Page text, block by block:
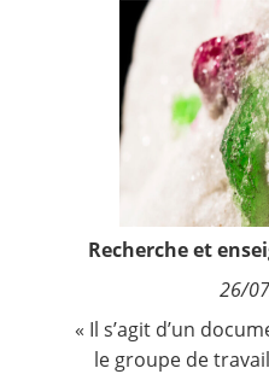
Qui sommes nous ?
Nous suivre
Recherche et
26/
« Il s’agit d’un
le groupe de